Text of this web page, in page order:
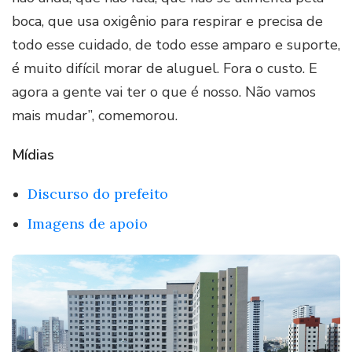
boca, que usa oxigênio para respirar e precisa de
todo esse cuidado, de todo esse amparo e suporte,
é muito difícil morar de aluguel. Fora o custo. E
agora a gente vai ter o que é nosso. Não vamos
mais mudar”, comemorou.
Mídias
Discurso do prefeito
Imagens de apoio